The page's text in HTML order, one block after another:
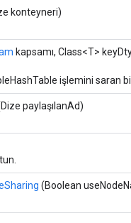
konteyneri)
kapsamı, Class<T>
işlemini saran
paylaşılanAd)
(Boolean